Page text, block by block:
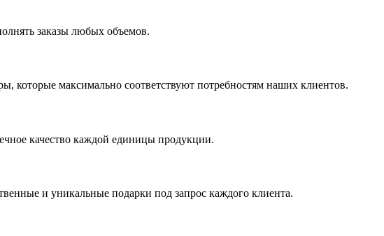
заказы любых объемов.
которые максимально соответствуют потребностям наших клиентов.
качество каждой единицы продукции.
и уникальные подарки под запрос каждого клиента.